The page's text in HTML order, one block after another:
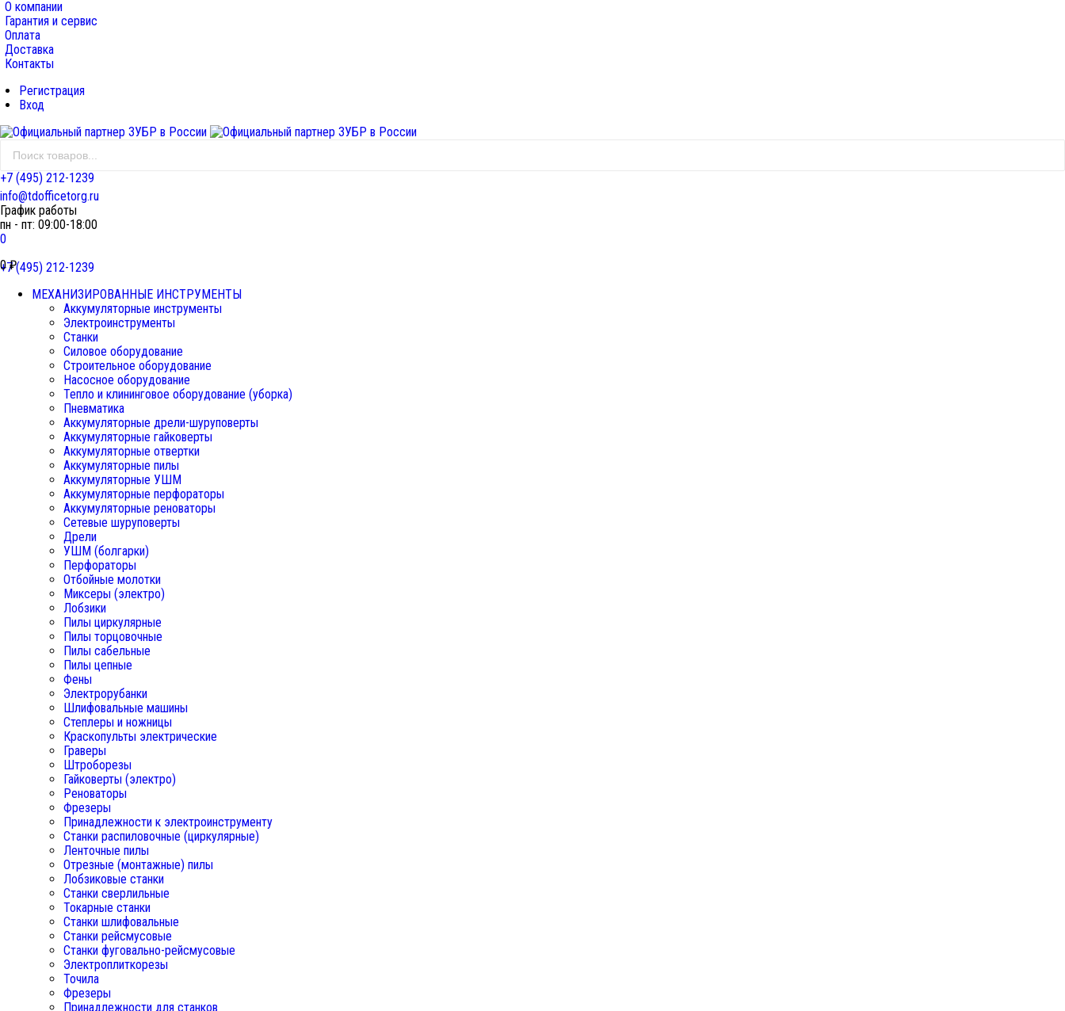
О компании
Гарантия и сервис
Оплата
Доставка
Контакты
Регистрация
Вход
+7 (495) 212-1239
info@tdofficetorg.ru
График работы
пн - пт: 09:00-18:00
0
0₽
+7 (495) 212-1239
МЕХАНИЗИРОВАННЫЕ ИНСТРУМЕНТЫ
Аккумуляторные инструменты
Электроинструменты
Станки
Силовое оборудование
Строительное оборудование
Насосное оборудование
Тепло и клининговое оборудование (уборка)
Пневматика
Аккумуляторные дрели-шуруповерты
Аккумуляторные гайковерты
Аккумуляторные отвертки
Аккумуляторные пилы
Аккумуляторные УШМ
Аккумуляторные перфораторы
Аккумуляторные реноваторы
Сетевые шуруповерты
Дрели
УШМ (болгарки)
Перфораторы
Отбойные молотки
Миксеры (электро)
Лобзики
Пилы циркулярные
Пилы торцовочные
Пилы сабельные
Пилы цепные
Фены
Электрорубанки
Шлифовальные машины
Степлеры и ножницы
Краскопульты электрические
Граверы
Штроборезы
Гайковерты (электро)
Реноваторы
Фрезеры
Принадлежности к электроинструменту
Станки распиловочные (циркулярные)
Ленточные пилы
Отрезные (монтажные) пилы
Лобзиковые станки
Станки сверлильные
Токарные станки
Станки шлифовальные
Станки рейсмусовые
Станки фуговально-рейсмусовые
Электроплиткорезы
Точила
Фрезеры
Принадлежности для станков